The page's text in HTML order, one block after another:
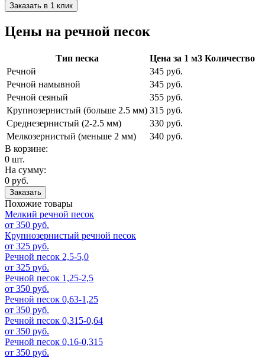
Заказать в 1 клик
Цены на речной песок
Тип песка Цена за 1 м3 Количество
Речной
345 руб.
Речной намывной
345 руб.
Речной сеяный
355 руб.
Крупнозернистый (больше 2.5 мм) 315 руб.
Среднезернистый (2-2.5 мм)
330 руб.
Мелкозернистый (меньше 2 мм)
340 руб.
В корзине:
0 шт.
На сумму:
0 руб.
Заказать
Похожие товары
Мелкий речной песок
от 350 руб.
Крупнозернистый речной песок
от 325 руб.
Речной песок 2,5-5,0
от 325 руб.
Речной песок 1,25-2,5
от 350 руб.
Речной песок 0,63-1,25
от 350 руб.
Речной песок 0,315-0,64
от 350 руб.
Речной песок 0,16-0,315
от 350 руб.